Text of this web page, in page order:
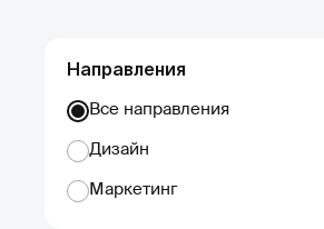
Направления
Все направления
Дизайн
Маркетинг